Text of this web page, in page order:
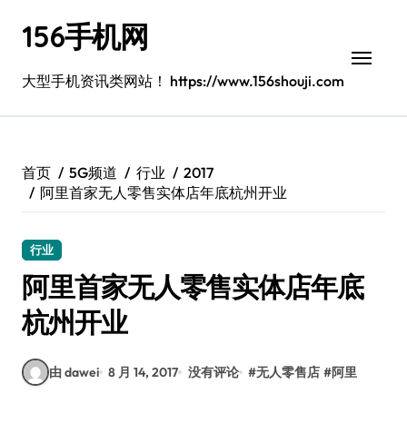
156手机网
大型手机资讯类网站！ https://www.156shouji.com
首页 5G频道 行业
2017
阿里首家无人零售实体店年底杭州开业
行业
阿里首家无人零售实体店年底
杭州开业
由 dawei 8 月 14, 2017 没有评论 #无人零售店 #阿里